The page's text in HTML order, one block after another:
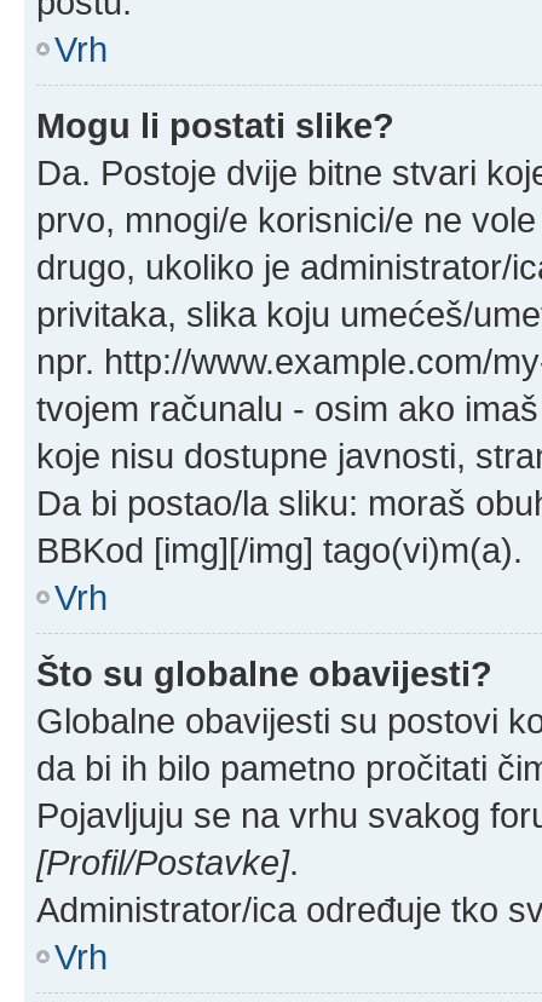
Vrh
Mogu li postati slike?
Da. Postoje dvije bitne stvari
prvo, mnogi/e korisnici/e ne
drugo, ukoliko je administrator/
privitaka, slika koju umećeš/
npr. http://www.example.com/
tvojem računalu - osim ako
koje nisu dostupne javnosti,
Da bi postao/la sliku: moraš
BBKod [img][/img] tago(vi)m(a).
Vrh
Što su globalne obavijesti?
Globalne obavijesti su postovi
da bi ih bilo pametno pročitati
Pojavljuju se na vrhu svakog
[Profil/Postavke].
Administrator/ica određuje tko
Vrh